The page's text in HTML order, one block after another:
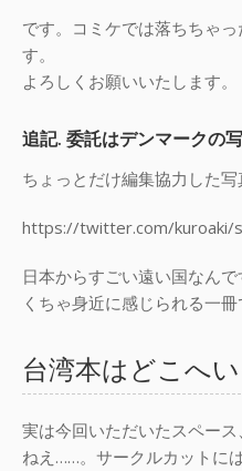
です。コミケでは落ちちゃ
す。
よろしくお願いいたします。
追記. 委託はデンマークの
ちょっとだけ編集協力した
https://twitter.com/
日本からすごい遠い国なん
くちゃ身近に感じられる一冊
台湾本はどこへ
実は今回いただいたスペース
ねえ……。サークルカットに